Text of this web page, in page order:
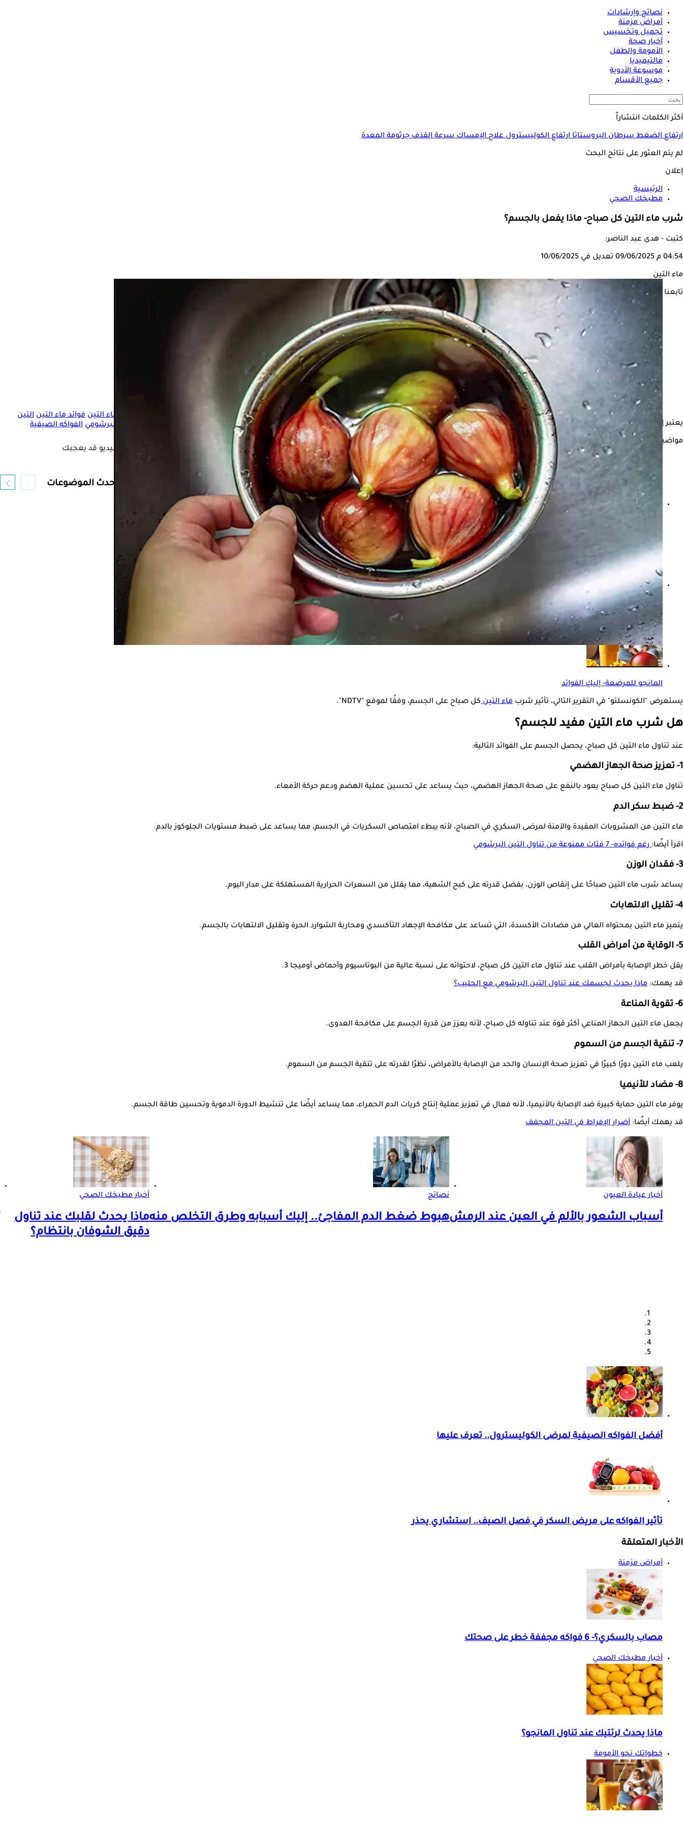
نصائح وإرشادات
أمراض مزمنة
تجميل وتخسيس
أخبار صحة
الأمومة والطفل
مالتيميديا
موسوعة الأدوية
جميع الأقسام
أكثر الكلمات انتشاراً
ارتفاع الضغطسرطان البروستاتاارتفاع الكوليسترولعلاج الإمساكسرعة القذفجرثومة المعدة
لم يتم العثور على نتائج البحث
إعلان
الرئيسية
مطبخك الصحي
شرب ماء التين كل صباح- ماذا يفعل بالجسم؟
كتبت - هدى عبد الناصر:
04:54 م 09/06/2025 تعديل في 10/06/2025
ماء التين
تابعنا على
يعتبرالتين البرشومي من الفواكه الصيفيةالمفيدة لصحة الإنسان، لاحتوائه على العديد من العناصر الغذائية الضرورية للجسم، ولكن ماذا يحدث عند تناول منقوعه كل صباح؟
مواضيع ذات صلة
ماذا يحدث لرئتيك عند تناول المانجو؟
المانجو للمرضعة- إليكِ الفوائد
يستعرض "الكونسلتو" في التقرير التالي، تأثير شرب ماء التينكل صباح على الجسم، وفقًا لموقع "NDTV".
هل شرب ماء التين مفيد للجسم؟
عند تناول ماء التين كل صباح، يحصل الجسم على الفوائد التالية:
1- تعزيز صحة الجهاز الهضمي
تناول ماء التين كل صباح يعود بالنفع على صحة الجهاز الهضمي، حيث يساعد على تحسين عملية الهضم ودعم حركة الأمعاء.
2- ضبط سكر الدم
ماء التين من المشروبات المفيدة والآمنة لمرضى السكري في الصباح، لأنه يبطء امتصاص السكريات في الجسم، مما يساعد على ضبط مستويات الجلوكوز بالدم.
اقرأ أيضًا:رغم فوائده- 7 فئات ممنوعة من تناول التين البرشومي
3- فقدان الوزن
يساعد شرب ماء التين صباحًا على إنقاص الوزن، بفضل قدرته على كبح الشهية، مما يقلل من السعرات الحرارية المستهلكة على مدار اليوم.
4- تقليل الالتهابات
يتميز ماء التين بمحتواه العالي من مضادات الأكسدة، التي تساعد على مكافحة الإجهاد التأكسدي ومحاربة الشوارد الحرة وتقليل الالتهابات بالجسم.
5- الوقاية من أمراض القلب
يقل خطر الإصابة بأمراض القلب عند تناول ماء التين كل صباح، لاحتوائه على نسبة عالية من البوتاسيوم وأحماض أوميجا 3.
قد يهمك: ماذا يحدث لجسمك عند تناول التين البرشومي مع الحليب؟
6- تقوية المناعة
يجعل ماء التين الجهاز المناعي أكثر قوة عند تناوله كل صباح، لأنه يعزز من قدرة الجسم على مكافحة العدوى.
7- تنقية الجسم من السموم
يلعب ماء التين دورًا كبيرًا في تعزيز صحة الإنسان والحد من الإصابة بالأمراض، نظرًا لقدرته على تنقية الجسم من السموم.
8- مضاد للأنيميا
يوفر ماء التين حماية كبيرة ضد الإصابة بالأنيميا، لأنه فعال في تعزيز عملية إنتاج كريات الدم الحمراء، مما يساعد أيضًا على تنشيط الدورة الدموية وتحسين طاقة الجسم.
قد يهمك أيضًا: أضرار الإفراط في التين المجفف
ماء التين فوائد ماء التين التين
البرشومي الفواكه الصيفية
فيديو قد يعجبك
أحدث الموضوعات
أخبار عيادة العيون
أسباب الشعور بالألم في العين عند الرمش
نصائح
هبوط ضغط الدم المفاجئ.. إليك أسبابه وطرق التخلص منه
أخبار مطبخك الصحي
ماذا يحدث لقلبك عند تناول
دقيق الشوفان بانتظام؟
أفضل الفواكه الصيفية لمرضى الكوليسترول.. تعرف عليها
تأثير الفواكه على مريض السكر في فصل الصيف.. استشاري يحذر
الأخبار المتعلقة
أمراض مزمنة
مصاب بالسكري؟- 6 فواكه مجففة خطر على صحتك
أخبار مطبخك الصحي
ماذا يحدث لرئتيك عند تناول المانجو؟
خطواتك نحو الأمومة